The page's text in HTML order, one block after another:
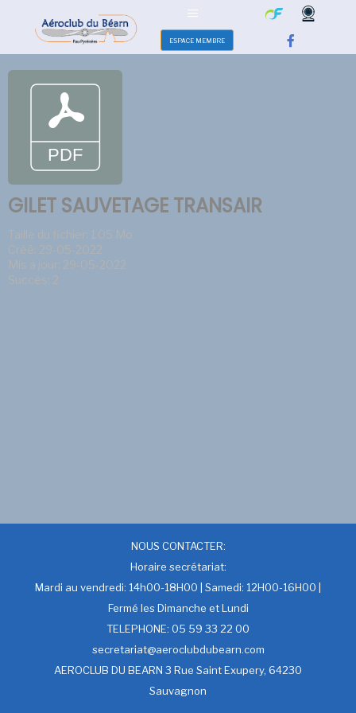
ESPACE MEMBRE
GILET SAUVETAGE TRANSAIR
Taille du fichier: 1.05 Mo
Créé: 29-05-2022
Mis à jour: 29-05-2022
Succès: 2
NOUS CONTACTER:
Horaire secrétariat:
Mardi au vendredi: 14h00-18H00 | Samedi: 12H00-16H00 |
Fermé les Dimanche et Lundi
TELEPHONE: 05 59 33 22 00
secretariat@aeroclubdubearn.com
AEROCLUB DU BEARN 3 Rue Saint Exupery, 64230
Sauvagnon